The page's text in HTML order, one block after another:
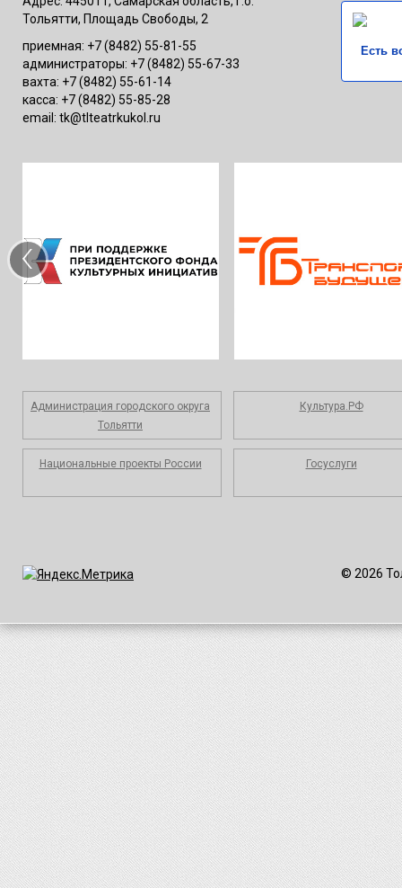
Тольятти, Площадь Свободы, 2
приемная: +7 (8482) 55-81-55
администраторы: +7 (8482) 55-67-33
вахта: +7 (8482) 55-61-14
касса: +7 (8482) 55-85-28
email: tk@tlteatrkukol.ru
Есть
‹
Администрация городского округа
Тольятти
Культура.РФ
Национальные проекты России Госуслуги
© 2026